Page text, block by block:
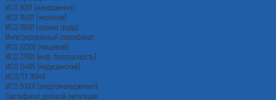
ИСО 9001 (менеджмент)
ИСО 14001 (экология)
ИСО 18001 (охрана труда)
Интегрированный сертификат
ИСО 22000 (пищевой)
ИСО 27001 (инф. безопасность)
ИСО 13485 (медицинский)
ИСО/ТУ 16949
ИСО 50001 (энергоменеджмент)
Сертификат деловой репутации